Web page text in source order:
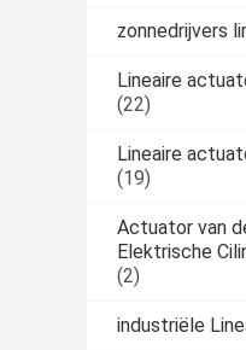
zonnedrijvers
Lineaire
(22)
Lineaire
(19)
Actuator van
Elektrische
(2)
industriële